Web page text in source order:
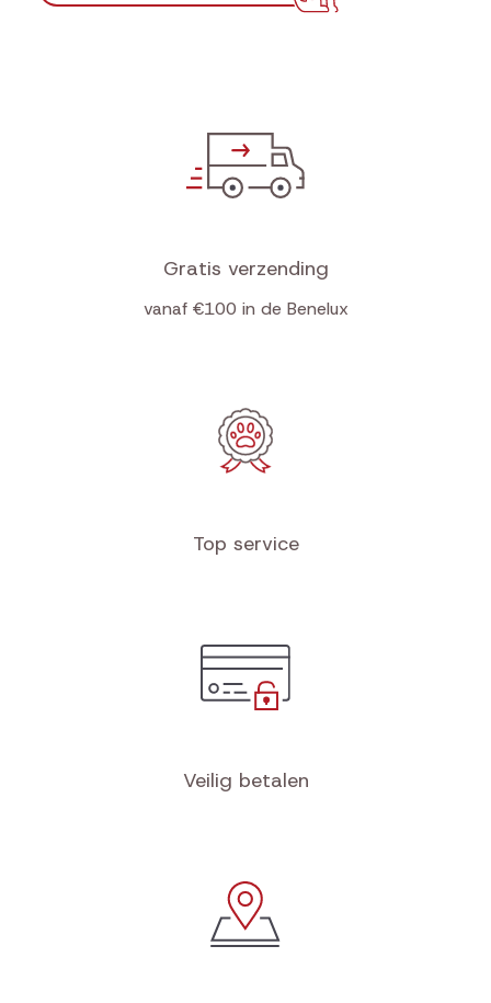
Gratis verzending
vanaf €100 in de Benelux
Top service
Veilig betalen